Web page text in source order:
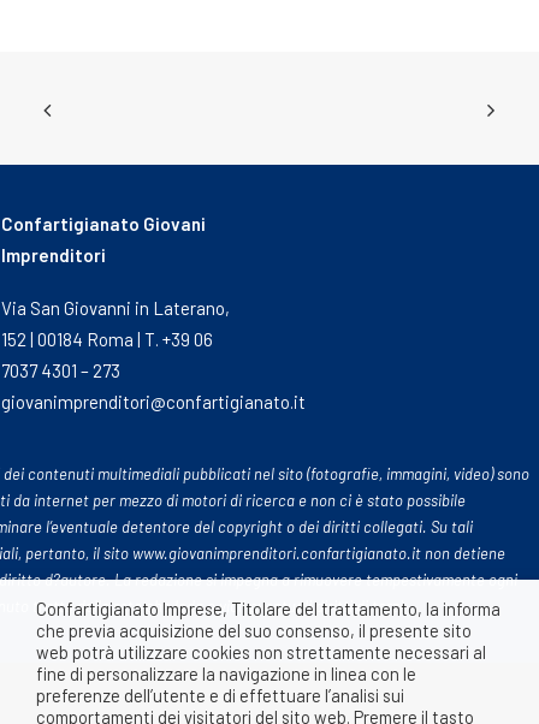
Confartigianato Giovani
Imprenditori
Via San Giovanni in Laterano,
152 | 00184 Roma | T. +39 06
7037 4301 – 273
giovanimprenditori@confartigianato.it
dei contenuti multimediali pubblicati nel sito (fotografie, immagini, video) sono
da internet per mezzo di motori di ricerca e non ci è stato possibile
l’eventuale detentore del copyright o dei diritti collegati. Su tali
pertanto, il sito www.giovanimprenditori.confartigianato.it non detiene
d?autore. La redazione si impegna a rimuovere tempestivamente ogni
tratto dalle rete che leda o violi eventuali diritti di terzi
Confartigianato Imprese, Titolare del trattamento, la informa
che previa acquisizione del suo consenso, il presente sito
web potrà utilizzare cookies non strettamente necessari al
fine di personalizzare la navigazione in linea con le
preferenze dell’utente e di effettuare l’analisi sui
comportamenti dei visitatori del sito web. Premere il tasto